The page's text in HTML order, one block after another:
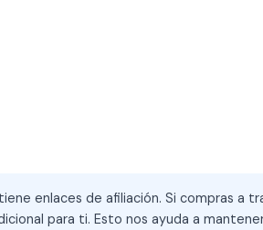
enlaces de afiliación. Si compras a
para ti. Esto nos ayuda a